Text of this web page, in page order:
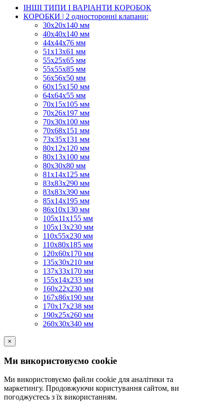
ІНШІ ТИПИ І ВАРІАНТИ КОРОБОК
КОРОБКИ | 2 односторонні клапани:
30x20x140 мм
40x40x140 мм
44х44х76 мм
51x13x61 мм
55х25х65 мм
55х55х85 мм
56х56х50 мм
60х15х150 мм
64х64х55 мм
70х15х105 мм
70х26х197 мм
70х30х100 мм
70х68х151 мм
73х35х131 мм
80х12х120 мм
80х13х100 мм
80х30х80 мм
81х14х125 мм
83х83х290 мм
83х83х390 мм
85х14х195 мм
86х10х130 мм
105х11х155 мм
105х13х230 мм
110х55х230 мм
110х80х185 мм
120х60х170 мм
135х30х210 мм
137х33х170 мм
155х14х233 мм
160х22х230 мм
167х86х190 мм
170х17х238 мм
190х25х260 мм
260х30х340 мм
×
Ми використовуємо cookie
Ми використовуємо файли cookie для аналітики та
маркетингу. Продовжуючи користування сайтом, ви
погоджуєтесь з їх використанням.